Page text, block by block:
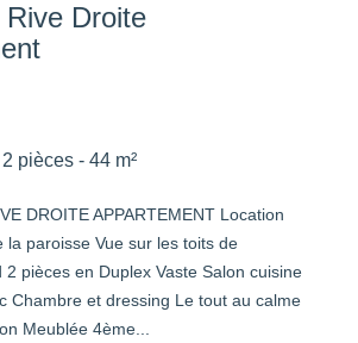
Droite
pièces - 44 m²
DROITE APPARTEMENT Location
la paroisse Vue sur les toits de
2 pièces en Duplex Vaste Salon cuisine
Chambre et dressing Le tout au calme
Meublée 4ème...